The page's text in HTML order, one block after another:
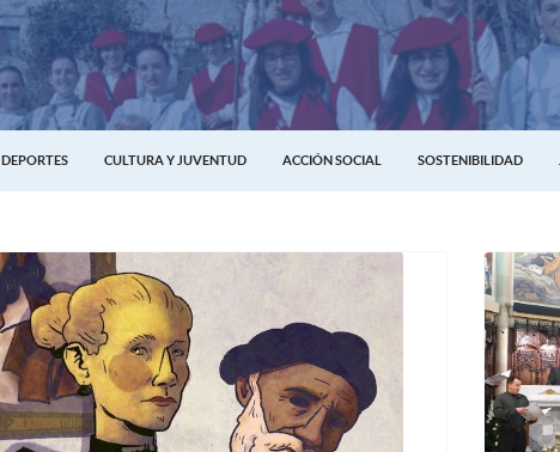
DEPORTES CULTURA Y JUVENTUD ACCIÓN SOCIAL SOSTENIBILIDAD